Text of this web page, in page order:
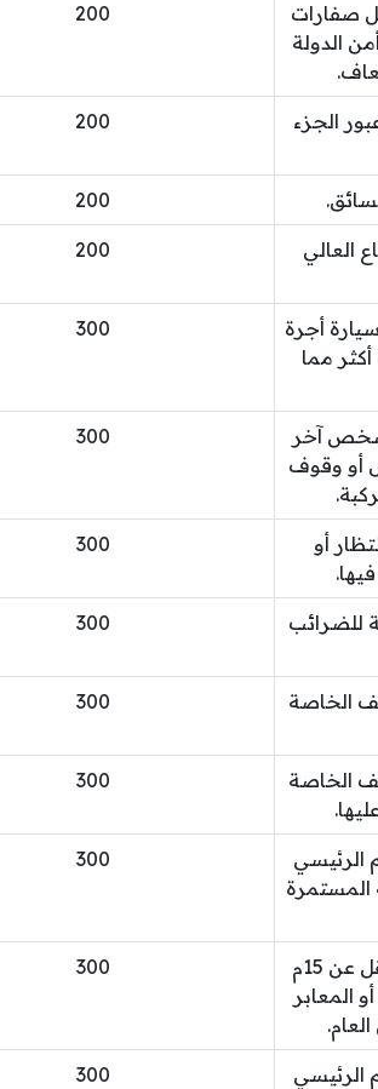
صفارات
الدولة
200
الجزء
200
200
العالي
200
أجرة
مما
300
شخص آخر
أو وقوف
300
أو
300
للضرائب
300
الخاصة
300
الخاصة
300
الرئيسي
المستمرة
300
إيقاف السائق مركبته أو الانتظار لمسافة تقل عن 15م
المعابر
300
الرئيسي
300